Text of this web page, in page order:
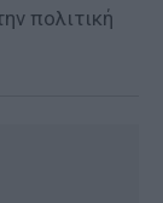
πολιτική